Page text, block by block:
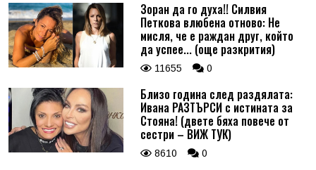
Зоран да го духа!! Силвия
Петкова влюбена отново: Не
мисля, че е раждан друг, който
да успее... (още разкрития)
11655 0
Близо година след раздялата:
Ивана РАЗТЪРСИ с истината за
Стояна! (двете бяха повече от
сестри – ВИЖ ТУК)
8610 0